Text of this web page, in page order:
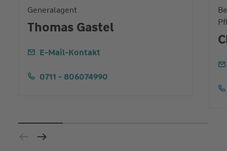
Generalagent
Thomas Gastel
E-Mail-Kontakt
0711 - 806074990